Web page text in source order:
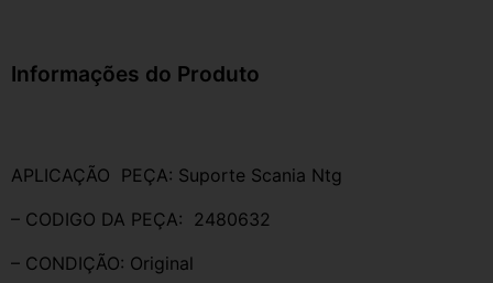
Informações do Produto
APLICAÇÃO  PEÇA: Suporte Scania Ntg
– CODIGO DA PEÇA:  2480632
– CONDIÇÃO: Original